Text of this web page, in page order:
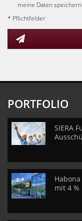
meine Daten
* Pflichtfelder
PORTFOLIO
SIERA
mit 4 %